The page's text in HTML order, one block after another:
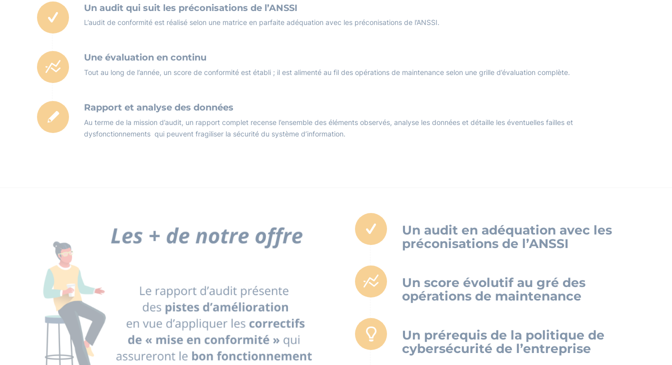
Un audit qui suit les préconisations de l’ANSSI
L’audit de conformité est réalisé selon une matrice en parfaite adéquation avec les préconisations de l’ANSSI.
Une évaluation en continu
Tout au long de l’année, un score de conformité est établi ; il est alimenté au fil des opérations de maintenance selon une grille d’évaluation complète.
Rapport et analyse des données
Au terme de la mission d’audit, un rapport complet recense l’ensemble des éléments observés, analyse les données et détaille les éventuelles failles et
dysfonctionnements qui peuvent fragiliser la sécurité du système d’information.
Un audit en adéquation avec les
préconisations de l’ANSSI
Un score évolutif au gré des
opérations de maintenance
Un prérequis de la politique de
cybersécurité de l’entreprise